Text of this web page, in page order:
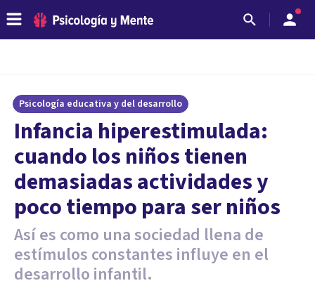
Psicología educativa y del desarrollo
Infancia hiperestimulada:
cuando los niños tienen
demasiadas actividades y
poco tiempo para ser niños
Así es como una sociedad llena de
estímulos constantes influye en el
desarrollo infantil.